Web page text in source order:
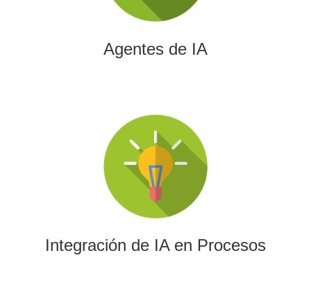
Agentes de IA
la eficiencia empresarial.
Integración de IA en Procesos
Integración de IA en Procesos
La IA permitirá a su empresa aprovechar el poder de los
algoritmos y las herramientas más avanzadas para el
análisis de datos y la creación de contenidos.